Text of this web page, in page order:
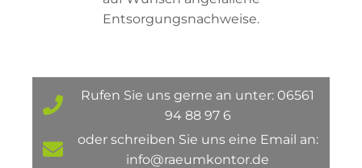
Entsorgungsnachweise.
Rufen Sie uns gerne an unter: 06561
94 88 97 6
oder schreiben Sie uns eine Email an:
info@raeumkontor.de